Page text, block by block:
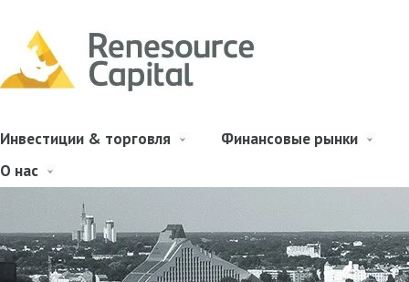
Инвестиции & торговля Финансовые рынки
О нас